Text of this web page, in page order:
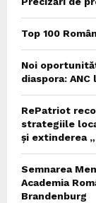
Top 100
Noi
diaspora:
RePatriot
strategiile
și extinderea
Semnarea
Academia
Brandenburg